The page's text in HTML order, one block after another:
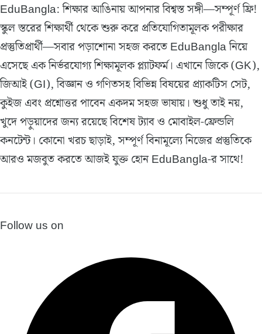
EduBangla: শিক্ষার আঙিনায় আপনার বিশ্বস্ত সঙ্গী—সম্পূর্ণ ফ্রি!
স্কুল স্তরের শিক্ষার্থী থেকে শুরু করে প্রতিযোগিতামূলক পরীক্ষার
প্রস্তুতিপ্রার্থী—সবার পড়াশোনা সহজ করতে EduBangla নিয়ে
এসেছে এক নির্ভরযোগ্য শিক্ষামূলক প্ল্যাটফর্ম। এখানে জিকে (GK),
জিআই (GI), বিজ্ঞান ও গণিতসহ বিভিন্ন বিষয়ের প্র্যাকটিস সেট,
কুইজ এবং প্রশ্নোত্তর পাবেন একদম সহজ ভাষায়। শুধু তাই নয়,
খুদে পড়ুয়াদের জন্য রয়েছে বিশেষ ট্যাব ও মোবাইল-ফ্রেন্ডলি
কনটেন্ট। কোনো খরচ ছাড়াই, সম্পূর্ণ বিনামূল্যে নিজের প্রস্তুতিকে
আরও মজবুত করতে আজই যুক্ত হোন EduBangla-র সাথে!
Follow us on